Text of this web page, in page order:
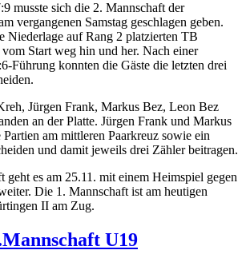
musste sich die 2. Mannschaft der
vergangenen Samstag geschlagen geben.
Niederlage auf Rang 2 platzierten TB
Start weg hin und her. Nach einer
Führung konnten die Gäste die letzten drei
Jürgen Frank, Markus Bez, Leon Bez
an der Platte. Jürgen Frank und Markus
am mittleren Paarkreuz sowie ein
und damit jeweils drei Zähler beitragen.
geht es am 25.11. mit einem Heimspiel gegen
Die 1. Mannschaft ist am heutigen
II am Zug.
U19